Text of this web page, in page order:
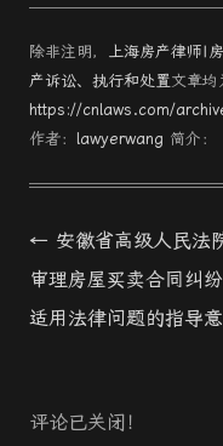
除非注明， 上海房产律师|
产诉讼、执行和处置文章均
https://cnlaws.com/
作者：
lawyerwang 简介：
Post
navigation
← 安徽省高级人民法
审理房屋买卖合同纠
适用法律问题的指导
评论已关闭！